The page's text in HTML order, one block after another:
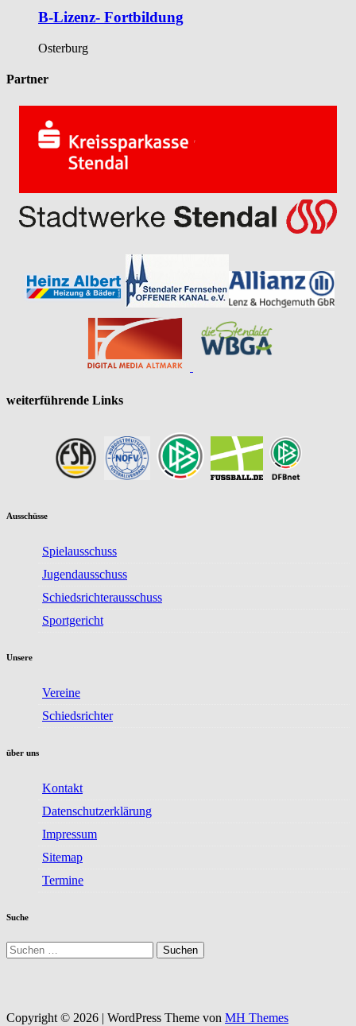
B-Lizenz- Fortbildung
Osterburg
Partner
weiterführende Links
Ausschüsse
Spielausschuss
Jugendausschuss
Schiedsrichterausschuss
Sportgericht
Unsere
Vereine
Schiedsrichter
über uns
Kontakt
Datenschutzerklärung
Impressum
Sitemap
Termine
Suche
Suchen
nach:
Copyright © 2026 | WordPress Theme von MH Themes